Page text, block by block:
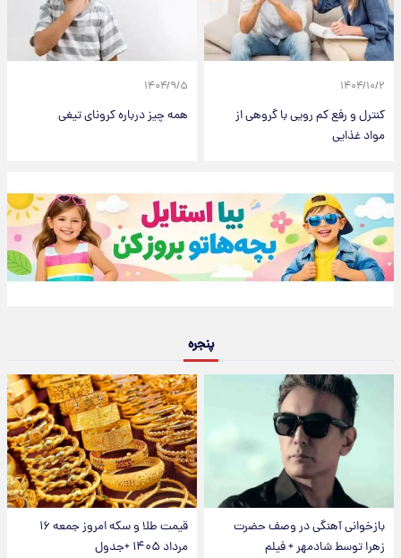
۱۴۰۴/۱۰/۲
کنترل و رفع کم رویی با گروهی از
مواد غذایی
۱۴۰۴/۹/۵
همه چیز درباره کرونای تیغی
پنجره
بازخوانی آهنگی در وصف حضرت
زهرا توسط شادمهر + فیلم
قیمت طلا و سکه امروز جمعه ۱۶
مرداد ۱۴۰۵ +جدول